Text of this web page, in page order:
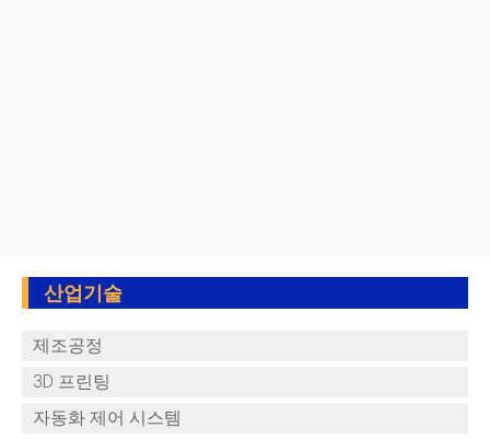
산업기술
제조공정
3D 프린팅
자동화 제어 시스템